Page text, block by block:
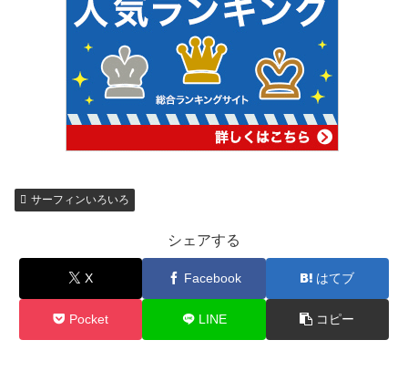
サーフィンいろいろ
シェアする
X Facebook はてブ
Pocket LINE コピー